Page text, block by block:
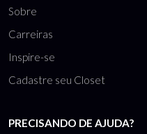
Sobre
Carreiras
Inspire-se
Cadastre seu Closet
PRECISANDO DE AJUDA?